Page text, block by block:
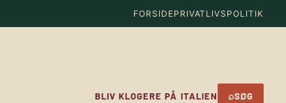
FORSIDEPRIVATLIVSPOLITIK
BLIV KLOGERE PÅ ITALIEN ⌕SØG